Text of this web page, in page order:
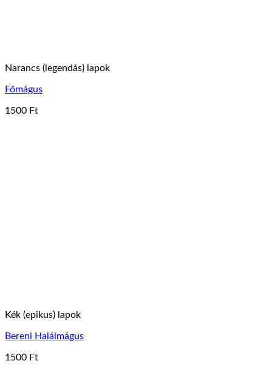
Narancs (legendás) lapok
Főmágus
1500 Ft
Kék (epikus) lapok
Bereni Halálmágus
1500 Ft